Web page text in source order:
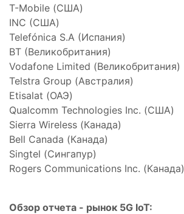
T-Mobile (США)
INC (США)
Telefónica S.A (Испания)
BT (Великобритания)
Vodafone Limited (Великобритания)
Telstra Group (Австралия)
Etisalat (ОАЭ)
Qualcomm Technologies Inc. (США)
Sierra Wireless (Канада)
Bell Canada (Канада)
Singtel (Сингапур)
Rogers Communications Inc. (Канада)
Обзор отчета - рынок 5G IoT: